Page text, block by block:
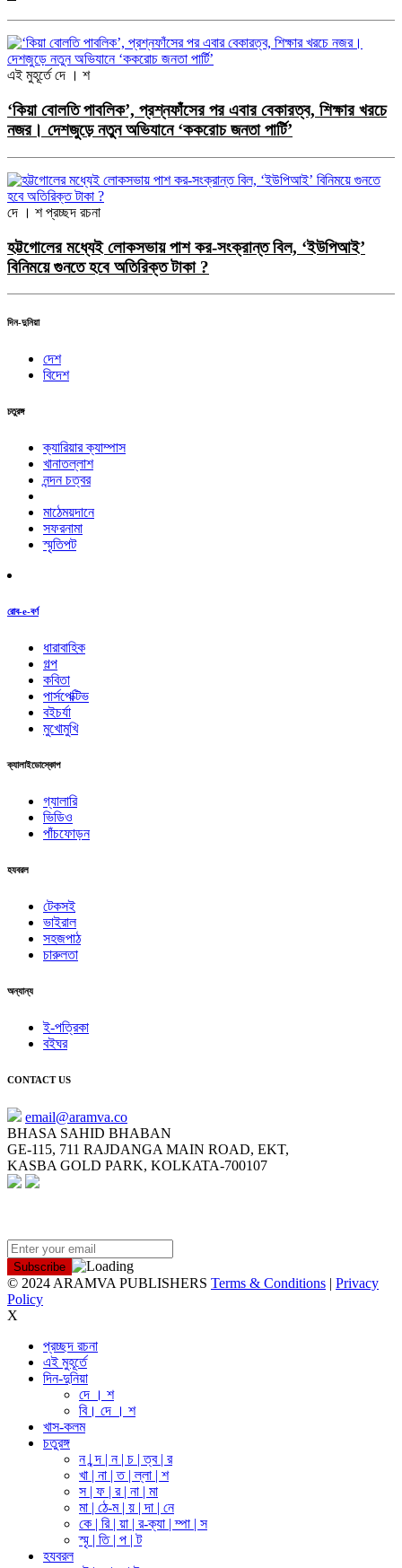
এই মুহূর্তে দে । শ
‘কিয়া বোলতি পাবলিক’, প্রশ্নফাঁসের পর এবার বেকারত্ব, শিক্ষার খরচে
নজর। দেশজুড়ে নতুন অভিযানে ‘ককরোচ জনতা পার্টি’
দে । শ প্রচ্ছদ রচনা
হট্টগোলের মধ্যেই লোকসভায় পাশ কর-সংক্রান্ত বিল, ‘ইউপিআই’
বিনিময়ে গুনতে হবে অতিরিক্ত টাকা ?
দিন-দুনিয়া
দেশ
বিদেশ
চতুরঙ্গ
ক্যারিয়ার ক্যাম্পাস
খানাতল্লাশ
নন্দন চত্বর
মাঠেময়দানে
সফরনামা
স্মৃতিপট
রোব-e-বর্ণ
ধারাবাহিক
গল্প
কবিতা
পার্সপেক্টিভ
বইচর্যা
মুখোমুখি
ক্যালাইডোস্কোপ
গ্যালারি
ভিডিও
পাঁচফোড়ন
হযবরল
টেকসই
ভাইরাল
সহজপাঠ
চারুলতা
অন্যান্য
ই-পত্রিকা
বইঘর
CONTACT US
email@aramva.co
BHASA SAHID BHABAN
GE-115, 711 RAJDANGA MAIN ROAD, EKT,
KASBA GOLD PARK, KOLKATA-700107
© 2024 ARAMVA PUBLISHERS Terms & Conditions | Privacy
Policy
X
প্রচ্ছদ রচনা
এই মুহূর্তে
দিন-দুনিয়া
দে । শ
বি। দে । শ
খাস-কলম
চতুরঙ্গ
ন | ন্দ | ন | চ | ত্ব | র
খা | না | ত | ল্লা | শ
স | ফ | র | না | মা
মা | ঠে-ম | য় | দা | নে
কে | রি | য়া | র-ক্যা | ম্পা | স
স্মৃ | তি | প | ট
হযবরল